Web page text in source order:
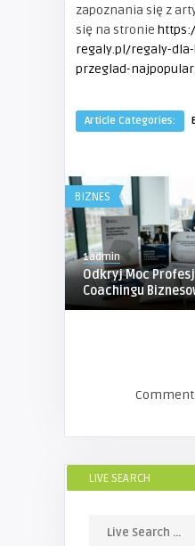
zapoznania się z
się na stronie
regaly.pl/regaly-
przeglad-
Article Categories:
BIZNES
1admin
Odkryj Moc
Coachingu
LIVE SEARCH